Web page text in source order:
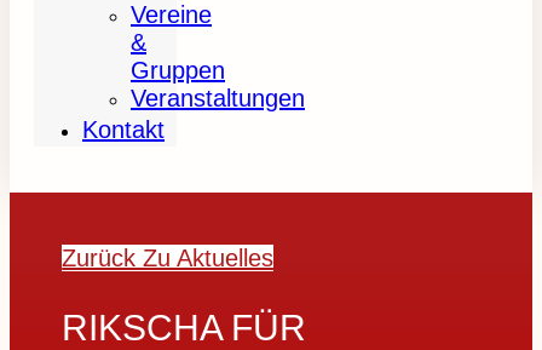
Vereine
&
Gruppen
Veranstaltungen
Kontakt
Zurück Zu Aktuelles
RIKSCHA FÜR